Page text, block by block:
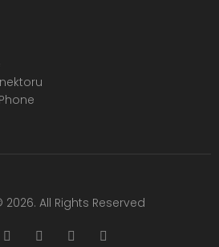
All Rights Reserved